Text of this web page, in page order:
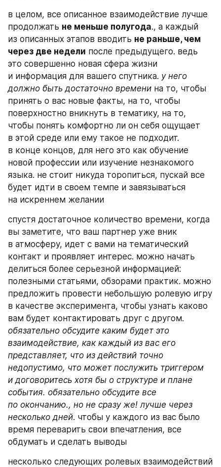
в целом, все описанное взаимодействие лучше
продолжать не меньше полугода., а каждый
из описанных этапов вводить не раньше, чем
через две недели после предыдущего. ведь
это совершенно новая сфера жизни
и информация для вашего спутника. у него
должно быть достаточно времени на то, чтобы
принять о вас новые факты, на то, чтобы
поверхностно вникнуть в тематику, на то,
чтобы понять комфортно ли он себя ощущает
в этой среде или ему такое не подходит.
в конце концов, для него это как обучение
новой профессии или изучение незнакомого
языка. не стоит никуда торопиться, пускай все
будет идти в своем темпе и завязываться
на искреннем желании
спустя достаточное количество времени, когда
вы заметите, что ваш партнер уже вник
в атмосферу, идет с вами на тематический
контакт и проявляет интерес. можно начать
делиться более серьезной информацией:
полезными статьями, обзорами практик. можно
предложить провести небольшую ролевую игру
в качестве эксперимента, чтобы узнать каково
обязательно обсудите каким будет это
взаимодействие, как каждый из вас его
представляет, что из действий точно
недопустимо, что может послужить триггером
и договоритесь хотя бы о структуре и плане
события. обязательно обсудите все
по окончанию., но не сразу же! лучше через
несколько дней. чтобы у каждого из вас было
время переварить свои впечатления, все
обдумать и сделать выводы
несколько следующих ролевых взаимодействий